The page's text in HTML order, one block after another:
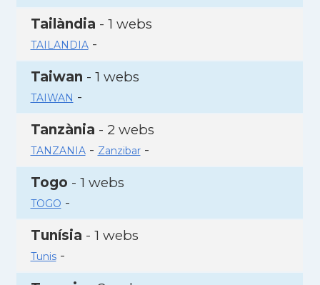
Tailàndia - 1 webs
TAILANDIA-
Taiwan - 1 webs
TAIWAN -
Tanzània - 2 webs
TANZANIA- Zanzibar-
Togo - 1 webs
TOGO -
Tunísia - 1 webs
Tunis-